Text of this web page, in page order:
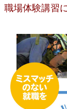
職場体験講習